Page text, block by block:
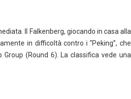
Il Falkenberg, giocando in casa alla
in difficoltà contro i “Peking”, che
(Round 6). La classifica vede una